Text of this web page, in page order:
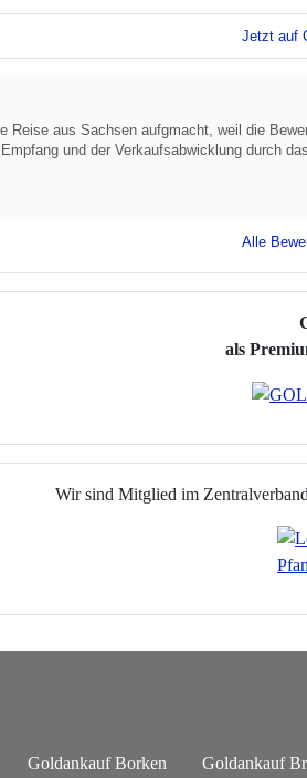
Jetzt auf
Reise aus Sachsen aufgmacht, weil die
und der Verkaufsabwicklung durch
Alle
als
Wir sind Mitglied im Zentralverband
Goldankauf Borken Goldankauf